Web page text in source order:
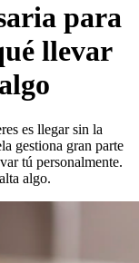
para
llevar
es llegar sin la
gestiona gran parte
tú personalmente.
algo.